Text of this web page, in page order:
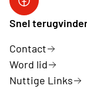
Neos Ieper
Snel
Contact
Word lid
Nuttige Links